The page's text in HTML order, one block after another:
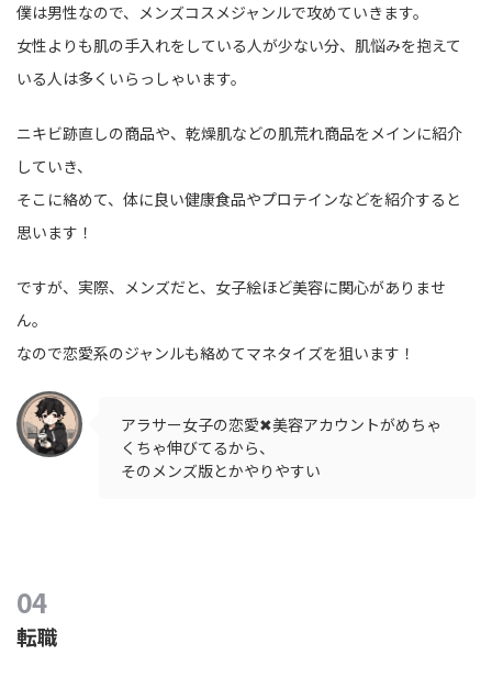
僕は男性なので、メンズコスメジャンルで攻めていきます。
女性よりも肌の手入れをしている人が少ない分、肌悩みを抱えて
いる人は多くいらっしゃいます。
ニキビ跡直しの商品や、乾燥肌などの肌荒れ商品をメインに紹介
していき、
そこに絡めて、体に良い健康食品やプロテインなどを紹介すると
思います！
ですが、実際、メンズだと、女子絵ほど美容に関心がありませ
ん。
なので恋愛系のジャンルも絡めてマネタイズを狙います！
アラサー女子の恋愛✖︎美容アカウントがめちゃ
くちゃ伸びてるから、
そのメンズ版とかやりやすい
転職